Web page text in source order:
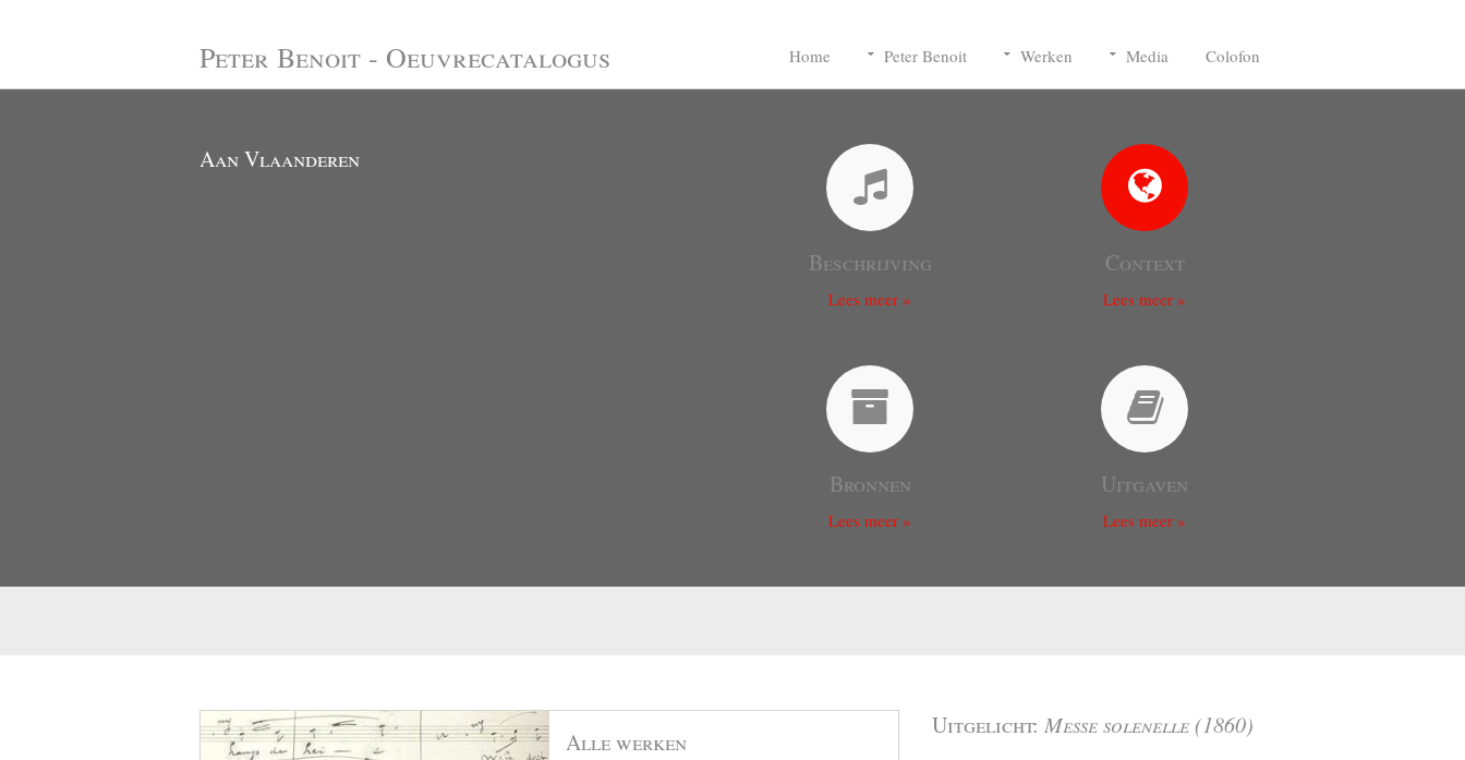
Peter Benoit - Oeuvrecatalogus Home Peter Benoit Werken Media Colofon
Aan Vlaanderen
Beschrijving
Lees meer »
Bronnen
Lees meer »
Context
Lees meer »
Uitgaven
Lees meer »
Alle werken
Uitgelicht: Messe solenelle (1860)